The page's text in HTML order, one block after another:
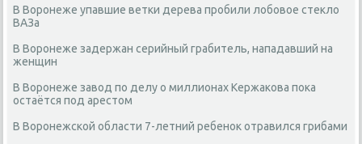
В Воронеже упавшие ветки дерева пробили лобовое стекло
ВАЗа
В Воронеже задержан серийный грабитель, нападавший на
женщин
В Воронеже завод по делу о миллионах Кержакова пока
остаётся под арестом
В Воронежской области 7-летний ребенок отравился грибами